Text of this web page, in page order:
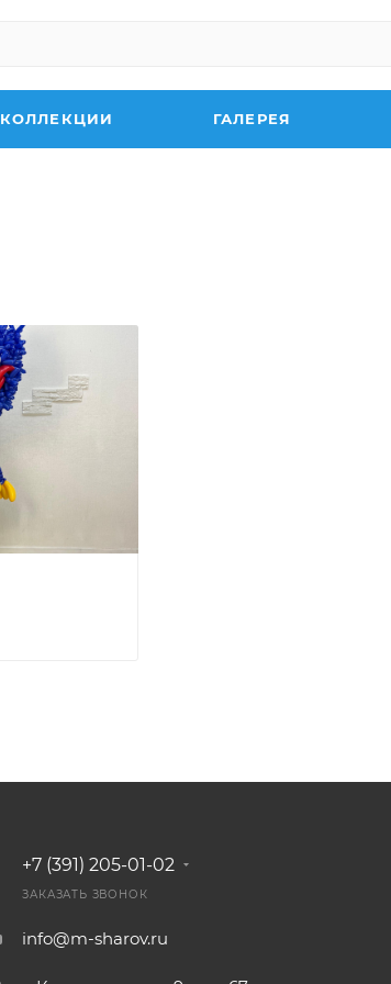
КОЛЛЕКЦИИ ГАЛЕРЕЯ
+7 (391) 205-01-02
ЗАКАЗАТЬ ЗВОНОК
info@m-sharov.ru